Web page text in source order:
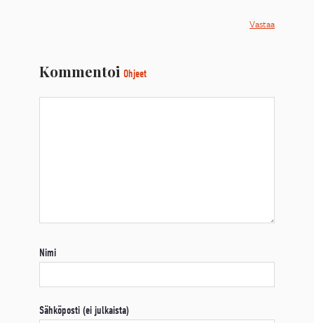
Vastaa
Kommentoi Ohjeet
Nimi
Sähköposti (ei julkaista)